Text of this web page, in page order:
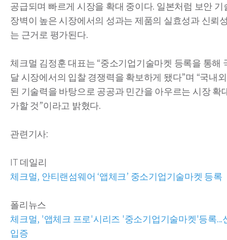
공급되며 빠르게 시장을 확대 중이다. 일본처럼 보안 기
장벽이 높은 시장에서의 성과는 제품의 실효성과 신뢰
는 근거로 평가된다.
체크멀 김정훈 대표는 “중소기업기술마켓 등록을 통해
달 시장에서의 입찰 경쟁력을 확보하게 됐다”며 “국내
된 기술력을 바탕으로 공공과 민간을 아우르는 시장 확
가할 것”이라고 밝혔다.
관련기사:
IT 데일리
체크멀, 안티랜섬웨어 ‘앱체크’ 중소기업기술마켓 등록
폴리뉴스
체크멀, '앱체크 프로'시리즈 '중소기업기술마켓'등록...
입증